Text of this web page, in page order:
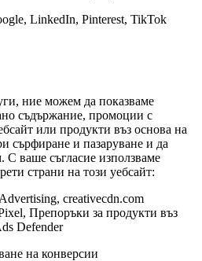
LinkedIn, Pinterest, TikTok
ние можем да показваме
съдържание, промоции с
или продукти въз основа на
сърфиране и пазаруване и да
С ваше съгласие използваме
страни на този уебсайт:
creativecdn.com
Препоръки за продукти въз
Defender
на конверсии